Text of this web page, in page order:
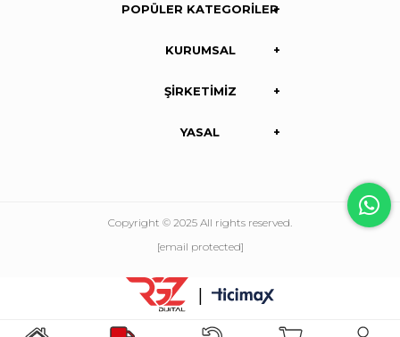
POPÜLER KATEGORİLER
KURUMSAL
ŞİRKETİMİZ
YASAL
Copyright © 2025 All rights reserved.
[email protected]
|